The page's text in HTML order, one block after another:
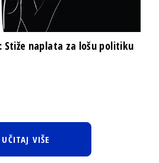
Stiže naplata za lošu politiku
UČITAJ VIŠE